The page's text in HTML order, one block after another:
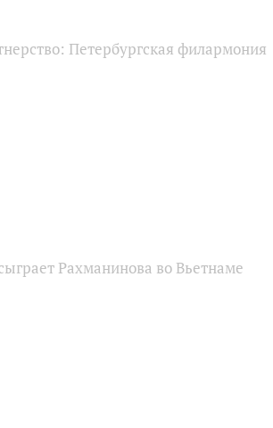
Петербургская филармония
Рахманинова во Вьетнаме